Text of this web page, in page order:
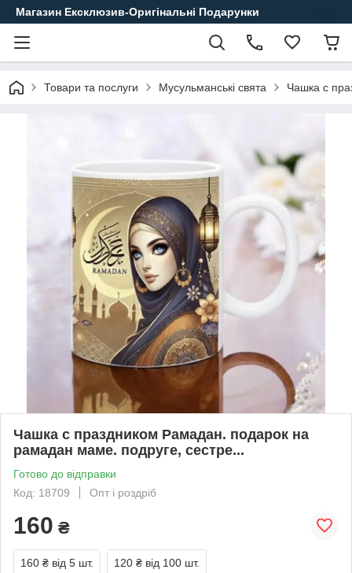
Магазин Ексклюзив-Оригінальні Подарунки
Товари та послуги Мусульманські свята Чашка с
Чашка с праздником Рамадан. подарок на
рамадан маме. подруге, сестре...
Готово до відправки
Код: 18709
Опт і роздріб
160 ₴
160 ₴ від 5 шт. 120 ₴ від 100 шт.